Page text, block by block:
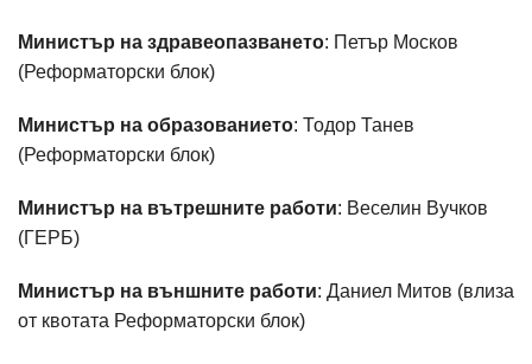
Министър на здравеопазването: Петър Москов
(Реформаторски блок)
Министър на образованието: Тодор Танев
(Реформаторски блок)
Министър на вътрешните работи: Веселин Вучков
(ГЕРБ)
Министър на външните работи: Даниел Митов (влиза
от квотата Реформаторски блок)